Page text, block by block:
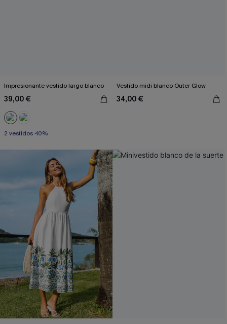
Impresionante vestido largo blanco
39,00 €
2 vestidos -10%
Vestido midi blanco Outer Glow
34,00 €